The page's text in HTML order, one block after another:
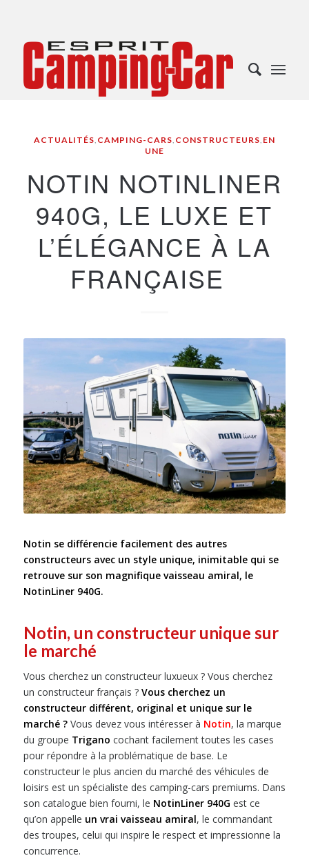
ACTUALITÉS, CAMPING-CARS, CONSTRUCTEURS, EN
UNE
NOTIN NOTINLINER
940G, LE LUXE ET
L’ÉLÉGANCE À LA
FRANÇAISE
Notin se différencie facilement des autres
constructeurs avec un style unique, inimitable qui se
retrouve sur son magnifique vaisseau amiral, le
NotinLiner 940G.
Notin, un constructeur unique sur
le marché
Vous cherchez un constructeur luxueux ? Vous cherchez
un constructeur français ?Vous cherchez un
constructeur différent, original et unique sur le
marché ?Vous devez vous intéresser à Notin, la marque
du groupe Trigano cochant facilement toutes les cases
pour répondre à la problématique de base. Le
constructeur le plus ancien du marché des véhicules de
loisirs est un spécialiste des camping-cars premiums. Dans
son catalogue bien fourni, le NotinLiner 940G est ce
qu’on appelle un vrai vaisseau amiral, le commandant
des troupes, celui qui inspire le respect et impressionne la
concurrence.